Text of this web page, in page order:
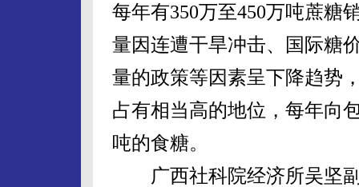
每年有350万至450万吨蔗糖
量因连遭干旱冲击、国际糖
量的政策等因素呈下降趋势
占有相当高的地位，每年向
吨的食糖。
广西社科院经济所吴坚副